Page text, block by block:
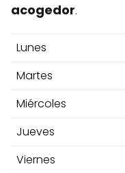
acogedor.
Lunes
Martes
Miércoles
Jueves
Viernes